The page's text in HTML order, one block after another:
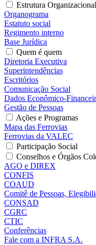
Estrutura Organizacional
Organograma
Estatuto social
Regimento interno
Base Jurídica
Quem é quem
Diretoria Executiva
Superintendências
Escritórios
Comunicação Social
Dados Econômico-
Gestão de Pessoas
Ações e Programas
Mapa das Ferrovias
Ferrovias da VALEC
Participação Social
Conselhos e Órgãos
AGO e DIREX
CONFIS
COAUD
Comitê de Pessoas,
CONSAD
CGRC
CTIC
Conferências
Fale com a INFRA S.A.